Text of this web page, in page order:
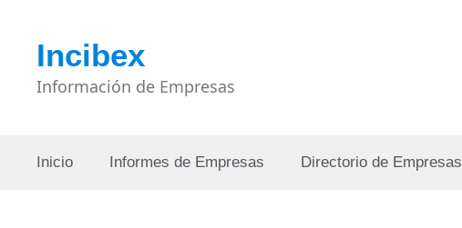
contenidoIncibex
Información de Empresas
Inicio Informes de Empresas Directorio de Empresas